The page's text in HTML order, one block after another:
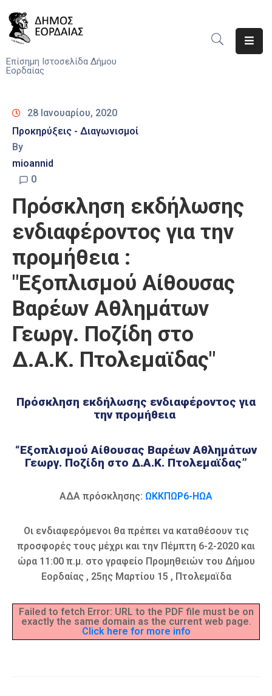
Επίσημη Ιστοσελίδα Δήμου
Εορδαίας
Υπηρεσίες
Του
Δήμου
Προσκλήσεις
Αποφάσεις
Τηλέφωνα
Καιρός
28 Ιανουαρίου, 2020
Προκηρύξεις - Διαγωνισμοί
By
mioannid
0
Πρόσκληση εκδήλωσης
ενδιαφέροντος για την
προμήθεια :
"Εξοπλισμού Αίθουσας
Βαρέων Αθλημάτων
Γεωργ. Ποζίδη στο
Δ.Α.Κ. Πτολεμαϊδας"
Πρόσκληση εκδήλωσης ενδιαφέροντος για
την προμήθεια
“Εξοπλισμού Αίθουσας Βαρέων Αθλημάτων
Γεωργ. Ποζίδη στο Δ.Α.Κ. Πτολεμαϊδας”
ΑΔΑ πρόσκλησης: ΩΚΚΠΩΡ6-ΗΩΑ
Οι ενδιαφερόμενοι θα πρέπει να καταθέσουν τις
προσφορές τους μέχρι και την Πέμπτη 6-2-2020 και
ώρα 11:00 π.μ. στο γραφείο Προμηθειών του Δήμου
Εορδαίας , 25ης Μαρτίου 15 , Πτολεμαϊδα
Failed to fetch Error: URL to the PDF file must be on
exactly the same domain as the current web page.
Click here for more info